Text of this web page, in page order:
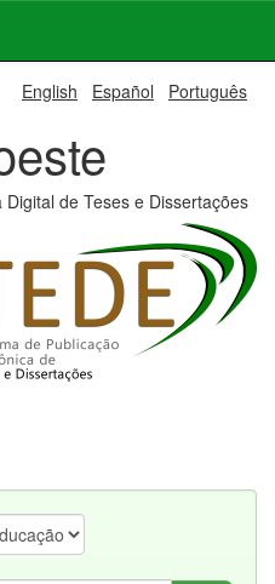
English Español Português
Digital de Teses e Dissertações